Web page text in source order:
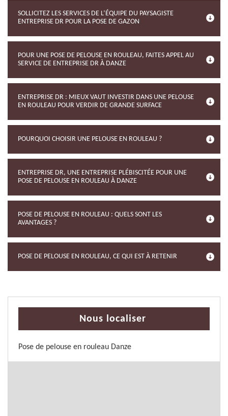
SOLLICITEZ LES SERVICES DE L’ÉQUIPE DU PAYSAGISTE
ENTREPRISE DR POUR LA POSE DE GAZON
POUR UNE POSE DE PELOUSE EN ROULEAU, FAITES APPEL AU
SERVICE DE ENTREPRISE DR À DANZE
ENTREPRISE DR : MIEUX VAUT INVESTIR DANS UNE PELOUSE
EN ROULEAU POUR VERDIR DE GRANDE SURFACE
POURQUOI CHOISIR UNE PELOUSE EN ROULEAU ?
ENTREPRISE DR, UNE ENTREPRISE PLÉBISCITÉE POUR UNE
POSE DE PELOUSE EN ROULEAU À DANZE
POSE DE PELOUSE EN ROULEAU : QUELS SONT LES
AVANTAGES ?
POSE DE PELOUSE EN ROULEAU, CE QUI EST À RETENIR
Nous localiser
Pose de pelouse en rouleau Danze